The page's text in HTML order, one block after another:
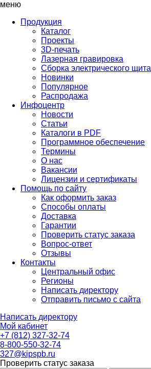
меню
Продукция
Каталог
Проекты
3D-печать
Лазерная гравировка
Сборка электрического щита
Новинки
Популярное
Распродажа
Инфоцентр
Новости
Статьи
Каталоги в PDF
Программное обеспечение
Термины
О нас
Вакансии
Лицензии и сертификаты
Помощь по сайту
Как оформить заказ
Способы оплаты
Доставка
Гарантии
Проверить статус заказа
Вопрос-ответ
Отзывы
Контакты
Центральный офис
Регионы
Написать директору
Отправить письмо с сайта
Написать директору
Мой кабинет
+7 (812) 327-32-74
8-800-550-32-74
327@kipspb.ru
Проверить статус заказа